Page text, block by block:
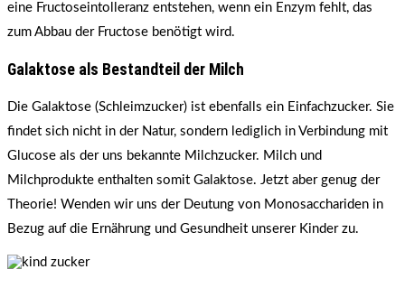
eine Fructoseintolleranz entstehen, wenn ein Enzym fehlt, das
zum Abbau der Fructose benötigt wird.
Galaktose als Bestandteil der Milch
Die Galaktose (Schleimzucker) ist ebenfalls ein Einfachzucker. Sie
findet sich nicht in der Natur, sondern lediglich in Verbindung mit
Glucose als der uns bekannte Milchzucker. Milch und
Milchprodukte enthalten somit Galaktose. Jetzt aber genug der
Theorie! Wenden wir uns der Deutung von Monosacchariden in
Bezug auf die Ernährung und Gesundheit unserer Kinder zu.